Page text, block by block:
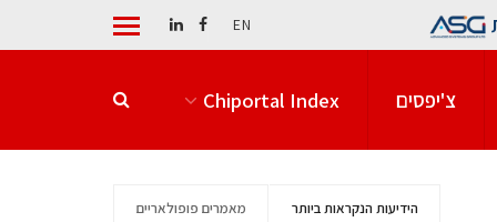
EN
צ'יפסים Chiportal Index
הידיעות הנקראות ביותר מאמרים פופולאריים